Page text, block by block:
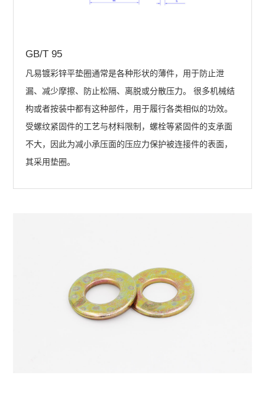
GB/T 95
凡易镀彩锌平垫圈通常是各种形状的薄件，用于防止泄
漏、减少摩擦、防止松隔、离脱或分散压力。 很多机械结
构或者按装中都有这种部件，用于履行各类相似的功效。
受螺纹紧固件的工艺与材料限制，螺栓等紧固件的支承面
不大，因此为减小承压面的压应力保护被连接件的表面，
其采用垫圈。